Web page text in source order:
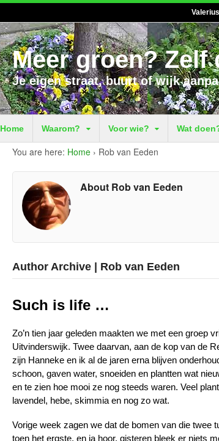
Meer groen? Zelf
Je eigen straat, buurt of wijk
Home Waarom? Voor wie? Wat
You are here: Home › Rob van Eeden
About Rob van Eeden
Author Archive | Rob van Eeden
Such is life …
Zo’n tien jaar geleden maakten we met een groep
Uitvinderswijk. Twee daarvan, aan de kop van de
zijn Hanneke en ik al de jaren erna blijven
schoon, gaven water, snoeiden en plantten wat
en te zien hoe mooi ze nog steeds waren. Veel
lavendel, hebe, skimmia en nog zo wat.
Vorige week zagen we dat de bomen van die twee
toen het ergste, en ja hoor, gisteren bleek er niets